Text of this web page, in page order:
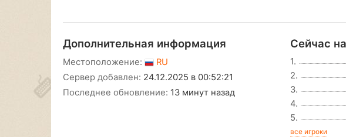
Дополнительная информация
Местоположение:
RU
Сервер добавлен: 24.12.2025 в 00:52:21
Последнее обновление: 13 минут назад
Сейчас
1.
2.
3.
4.
5.
все игроки